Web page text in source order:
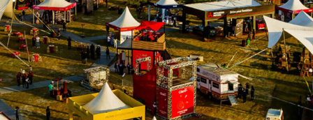
Como eu participo do Taste como
expositor?
Como eu participo do Taste como
expositor?
Posso levar pratos para casa?